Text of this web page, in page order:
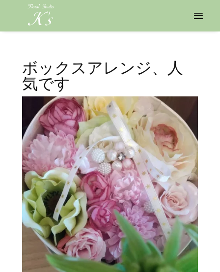
ボックスアレンジ、人
気です